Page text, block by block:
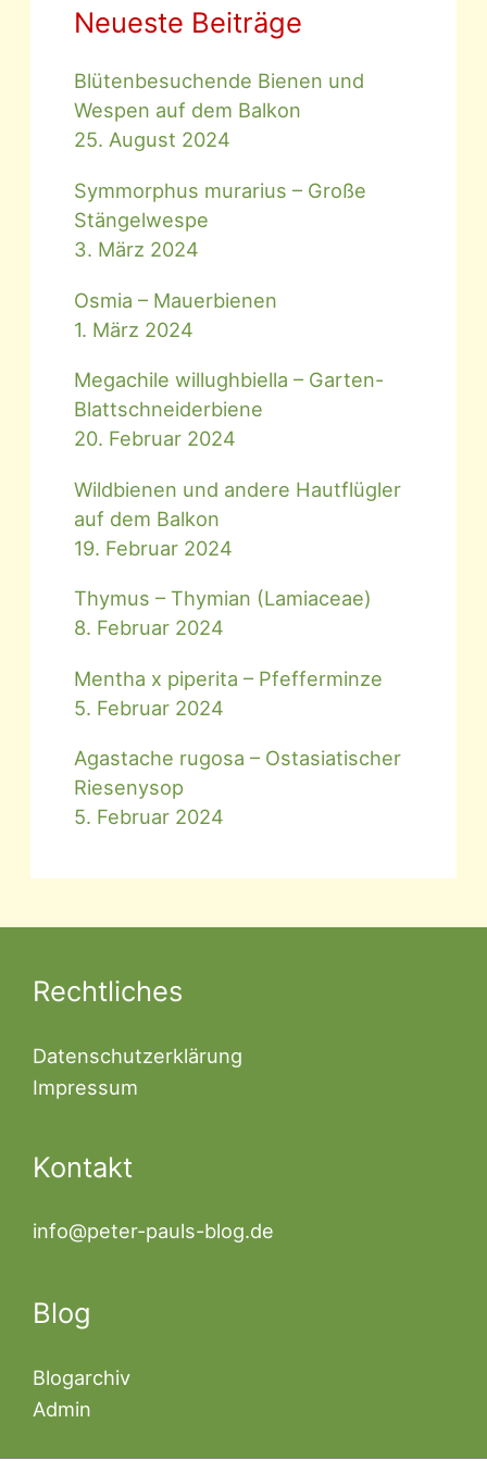
Neueste Beiträge
Blütenbesuchende Bienen und
Wespen auf dem Balkon
25. August 2024
Symmorphus murarius – Große
Stängelwespe
3. März 2024
Osmia – Mauerbienen
1. März 2024
Megachile willughbiella – Garten-
Blattschneiderbiene
20. Februar 2024
Wildbienen und andere Hautflügler
auf dem Balkon
19. Februar 2024
Thymus – Thymian (Lamiaceae)
8. Februar 2024
Mentha x piperita – Pfefferminze
5. Februar 2024
Agastache rugosa – Ostasiatischer
Riesenysop
5. Februar 2024
Rechtliches
Datenschutzerklärung
Impressum
Kontakt
info@peter-pauls-blog.de
Blog
Blogarchiv
Admin